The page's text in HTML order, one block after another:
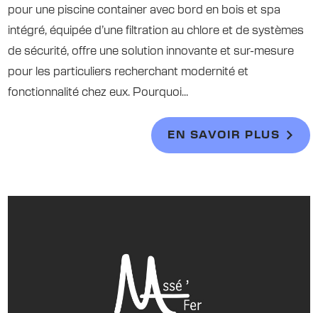
pour une piscine container avec bord en bois et spa
intégré, équipée d’une filtration au chlore et de systèmes
de sécurité, offre une solution innovante et sur-mesure
pour les particuliers recherchant modernité et
fonctionnalité chez eux. Pourquoi...
EN SAVOIR PLUS